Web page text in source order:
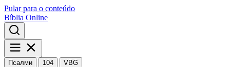
Pular para o conteúdo
Bíblia Online
Псалми 104 VBG